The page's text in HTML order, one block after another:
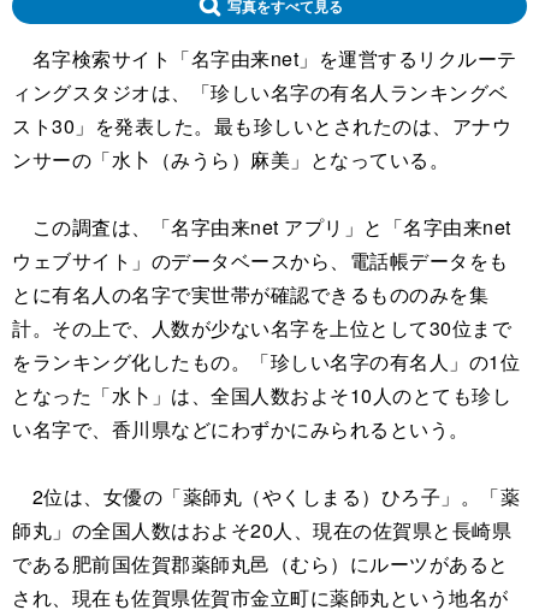
写真をすべて見る
名字検索サイト「名字由来net」を運営するリクルーテ
ィングスタジオは、「珍しい名字の有名人ランキングベ
スト30」を発表した。最も珍しいとされたのは、アナウ
ンサーの「水卜（みうら）麻美」となっている。
この調査は、「名字由来net アプリ」と「名字由来net
ウェブサイト」のデータベースから、電話帳データをも
とに有名人の名字で実世帯が確認できるもののみを集
計。その上で、人数が少ない名字を上位として30位まで
をランキング化したもの。「珍しい名字の有名人」の1位
となった「水卜」は、全国人数およそ10人のとても珍し
い名字で、香川県などにわずかにみられるという。
2位は、女優の「薬師丸（やくしまる）ひろ子」。「薬
師丸」の全国人数はおよそ20人、現在の佐賀県と長崎県
である肥前国佐賀郡薬師丸邑（むら）にルーツがあると
され、現在も佐賀県佐賀市金立町に薬師丸という地名が